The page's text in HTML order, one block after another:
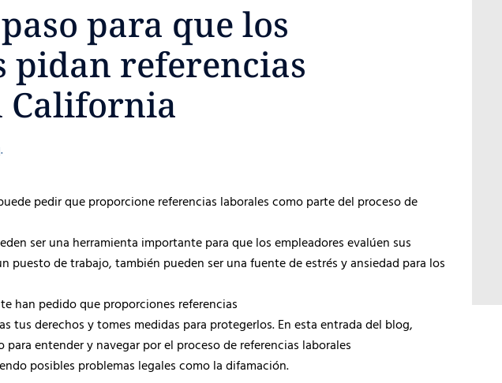
para que los
pidan referencias
California
pedir que proporcione referencias laborales como parte del proceso de
ser una herramienta importante para que los empleadores evalúen sus
puesto de trabajo, también pueden ser una fuente de estrés y ansiedad para los
han pedido que proporciones referencias
tus derechos y tomes medidas para protegerlos. En esta entrada del blog,
entender y navegar por el proceso de referencias laborales
posibles problemas legales como la difamación.